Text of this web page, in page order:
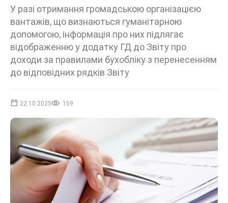
У разі отримання громадською організацією
вантажів, що визнаються гуманітарною
допомогою, інформація про них підлягає
відображенню у додатку ГД до Звіту про
доходи за правилами бухобліку з перенесенням
до відповідних рядків Звіту
22.10.2025 159